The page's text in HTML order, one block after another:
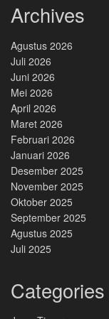
Archives
Agustus 2026
Juli 2026
Juni 2026
Mei 2026
April 2026
Maret 2026
Februari 2026
Januari 2026
Desember 2025
November 2025
Oktober 2025
September 2025
Agustus 2025
Juli 2025
Categories